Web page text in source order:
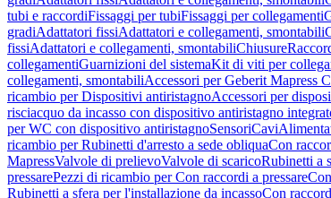
tubi e raccordiFissaggi per tubiFissaggi per collegamenti
gradiAdattatori fissiAdattatori e collegamenti, smontabili
fissiAdattatori e collegamenti, smontabiliChiusure
collegamentiGuarnizioni del sistemaKit di viti per
collegamenti, smontabiliAccessori per Geberit Mapress
ricambio per Dispositivi antiristagnoAccessori per
risciacquo da incasso con dispositivo antiristagno
per WC con dispositivo antiristagnoSensoriCavi
ricambio per Rubinetti d'arresto a sede obliquaCon
MapressValvole di prelievoValvole di scaricoRubinetti a
pressarePezzi di ricambio per Con raccordi a pressare
Rubinetti a sfera per l'installazione da incassoCon